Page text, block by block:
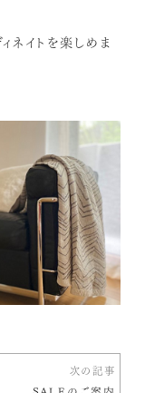
ネイトを楽しめま
次の記事